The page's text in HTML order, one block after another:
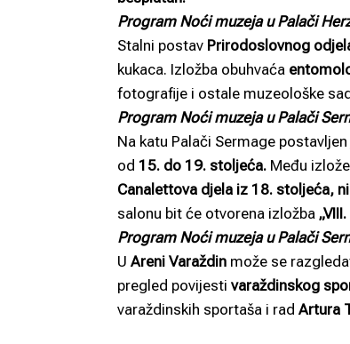
Program Noći muzeja u Palači
Stalni postav Prirodoslovnog
kukaca. Izložba obuhvaća
fotografije i ostale muzeološke
Program Noći muzeja u Palači
Na katu Palači Sermage postavljen
od 15. do 19. stoljeća. Među
Canalettova djela iz 18. stoljeća,
salonu bit će otvorena izložba
Program Noći muzeja u Palači
U Areni Varaždin može se
pregled povijesti varaždinskog
varaždinskih sportaša i rad Artura